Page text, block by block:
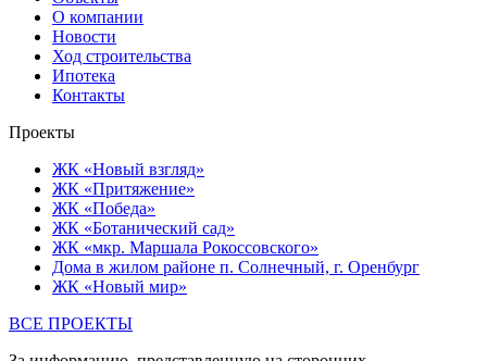
Отдел продаж
Адрес
460050, г. Оренбург, ул. Рокоссовского 33
Телефон
+7 (3532) 260-248
Адрес
460052, г. Оренбург, ул. Монтажников 22
Телефон
+7 (3532) 210-151
Меню
Объекты
О компании
Новости
Ход строительства
Ипотека
Контакты